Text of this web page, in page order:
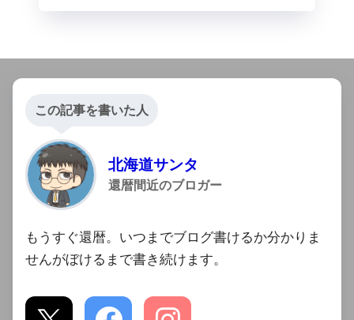
この記事を書いた人
北海道サンタ
還暦間近のブロガー
もうすぐ還暦。いつまでブログ書けるか分かりま
せんがぼけるまで書き続けます。